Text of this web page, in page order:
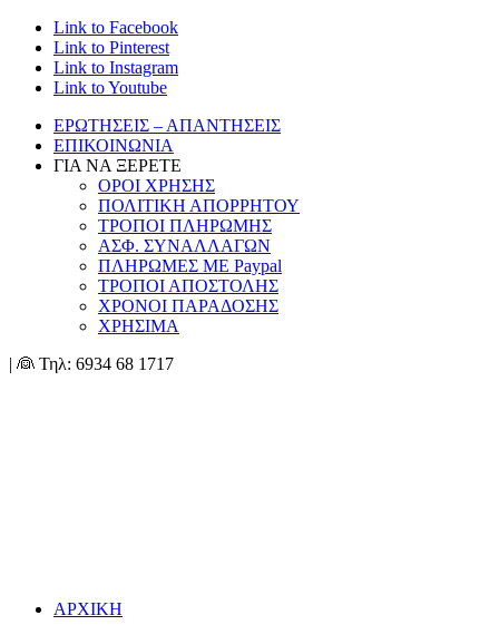
Link to Facebook
Link to Pinterest
Link to Instagram
Link to Youtube
ΕΡΩΤΗΣΕΙΣ – ΑΠΑΝΤΗΣΕΙΣ
ΕΠΙΚΟΙΝΩΝΙΑ
ΓΙΑ ΝΑ ΞΕΡΕΤΕ
ΟΡΟΙ ΧΡΗΣΗΣ
ΠΟΛΙΤΙΚΗ ΑΠΟΡΡΗΤΟΥ
ΤΡΟΠΟΙ ΠΛΗΡΩΜΗΣ
ΑΣΦ. ΣΥΝΑΛΛΑΓΩΝ
ΠΛΗΡΩΜΕΣ ΜΕ Paypal
ΤΡΟΠΟΙ ΑΠΟΣΤΟΛΗΣ
ΧΡΟΝΟΙ ΠΑΡΑΔΟΣΗΣ
ΧΡΗΣΙΜΑ
| 👰 Τηλ: 6934 68 1717
ΑΡΧΙΚΗ